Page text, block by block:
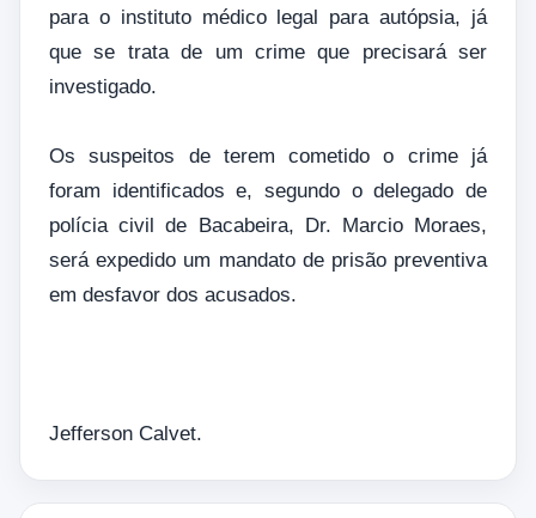
para o instituto médico legal para autópsia, já
que se trata de um crime que precisará ser
investigado.
Os suspeitos de terem cometido o crime já
foram identificados e, segundo o delegado de
polícia civil de Bacabeira, Dr. Marcio Moraes,
será expedido um mandato de prisão preventiva
em desfavor dos acusados.
Jefferson Calvet.